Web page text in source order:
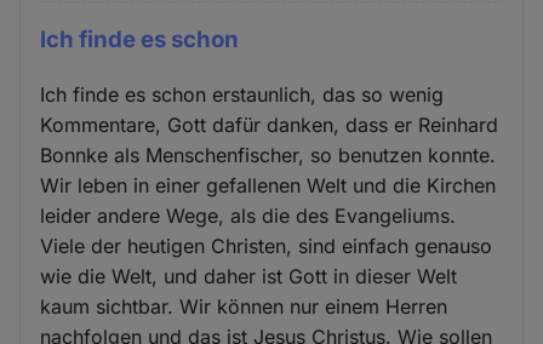
Ich finde es schon
Ich finde es schon erstaunlich, das so wenig
Kommentare, Gott dafür danken, dass er Reinhard
Bonnke als Menschenfischer, so benutzen konnte.
Wir leben in einer gefallenen Welt und die Kirchen
leider andere Wege, als die des Evangeliums.
Viele der heutigen Christen, sind einfach genauso
wie die Welt, und daher ist Gott in dieser Welt
kaum sichtbar. Wir können nur einem Herren
nachfolgen und das ist Jesus Christus. Wie sollen